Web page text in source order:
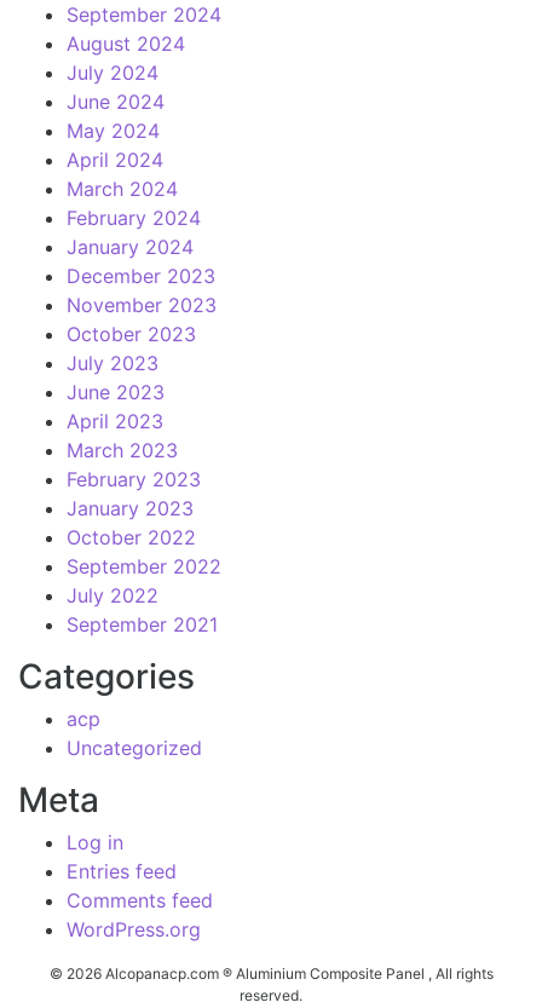
September 2024
August 2024
July 2024
June 2024
May 2024
April 2024
March 2024
February 2024
January 2024
December 2023
November 2023
October 2023
July 2023
June 2023
April 2023
March 2023
February 2023
January 2023
October 2022
September 2022
July 2022
September 2021
Categories
acp
Uncategorized
Meta
Log in
Entries feed
Comments feed
WordPress.org
© 2026 Alcopanacp.com ® Aluminium Composite Panel , All rights
reserved.